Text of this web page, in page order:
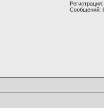
Сообщений: